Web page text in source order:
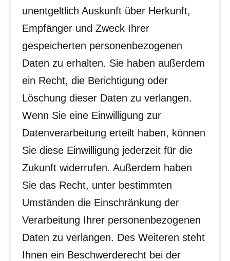
unentgeltlich Auskunft über Herkunft,
Empfänger und Zweck Ihrer
gespeicherten personenbezogenen
Daten zu erhalten. Sie haben außerdem
ein Recht, die Berichtigung oder
Löschung dieser Daten zu verlangen.
Wenn Sie eine Einwilligung zur
Datenverarbeitung erteilt haben, können
Sie diese Einwilligung jederzeit für die
Zukunft widerrufen. Außerdem haben
Sie das Recht, unter bestimmten
Umständen die Einschränkung der
Verarbeitung Ihrer personenbezogenen
Daten zu verlangen. Des Weiteren steht
Ihnen ein Beschwerderecht bei der